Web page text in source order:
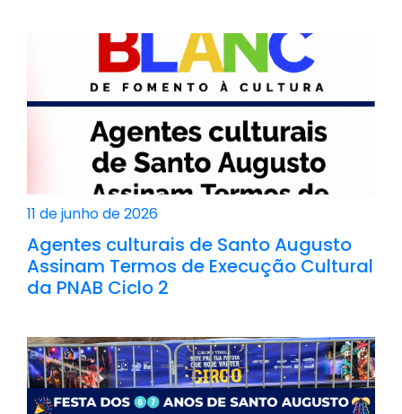
11 de junho de 2026
Agentes culturais de Santo Augusto
Assinam Termos de Execução Cultural
da PNAB Ciclo 2